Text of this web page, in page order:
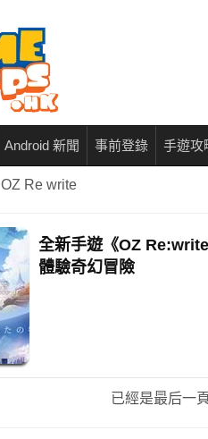
Android 新聞 事前登錄 手遊攻
OZ Re write
全新手遊《OZ
體驗奇幻冒險
已經是最后一頁